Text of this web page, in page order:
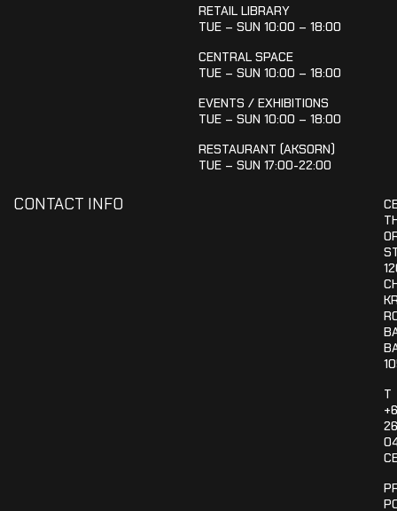
RETAIL LIBRARY
TUE – SUN 10:00 – 18:00
CENTRAL SPACE
TUE – SUN 10:00 – 18:00
EVENTS / EXHIBITIONS
TUE – SUN 10:00 – 18:00
RESTAURANT (AKSORN)
TUE – SUN 17:00-22:00
CONTACT INFO
T